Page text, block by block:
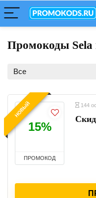
Промокоды Sela
Все
НОВЫЙ
15%
ПРОМОКОД
144